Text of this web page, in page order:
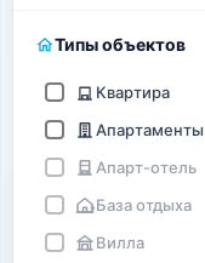
Типы объектов
Квартира
Апартаменты
Апарт-отель
База отдыха
Вилла